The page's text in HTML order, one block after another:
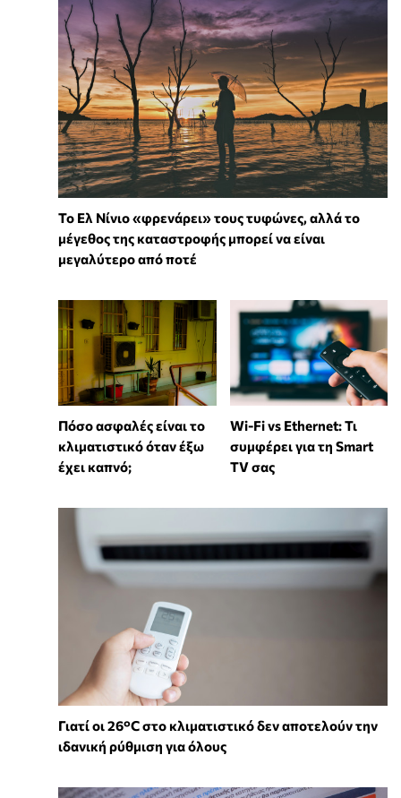
Το Ελ Νίνιο «φρενάρει» τους τυφώνες, αλλά το
μέγεθος της καταστροφής μπορεί να είναι
μεγαλύτερο από ποτέ
Πόσο ασφαλές είναι το
κλιματιστικό όταν έξω
έχει καπνό;
Wi-Fi vs Ethernet: Τι
συμφέρει για τη Smart
TV σας
Γιατί οι 26°C στο κλιματιστικό δεν αποτελούν την
ιδανική ρύθμιση για όλους